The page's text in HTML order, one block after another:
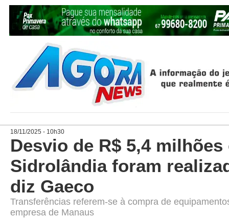
18/11/2025 - 10h30
Desvio de R$ 5,4 milhões
Sidrolândia foram
diz Gaeco
Transferências referem-se à compra de
empresa de Manaus